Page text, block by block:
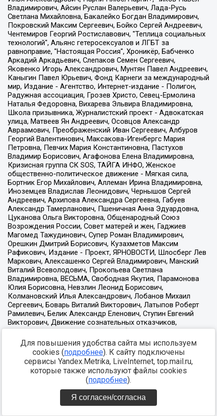
Для повышения удобства сайта мы используем
cookies (подробнее). К сайту подключены
сервисы Yandex.Metrika, LiveInternet, top.mail.ru,
которые также используют файлы cookies
(подробнее).
Я согласен/согласна